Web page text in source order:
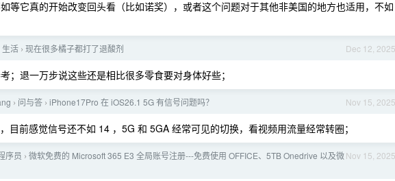
等它真的开始改变回头看（比如诺奖），或者这个问题对于其他非美国的地方也适用，不如
Dec 12, 2025
生活 › 现在很多橘子都打了退酸剂
；退一万步说这些还是相比很多零食要对身体好些；
Nov 15, 2025
› 问与答 › iPhone17Pro 在 iOS26.1 5G 有信号问题吗？
目前感觉信号还不如 14 ，5G 和 5GA 经常可见的切换，看视频用流量经常转圈；
Nov 15, 2025
序员 › 微软免费的 Microsoft 365 E3 全局账号注册---免费使用 OFFICE、5TB Onedrive 以及微